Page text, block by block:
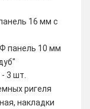
16 мм с
панель 10 мм
3 шт.
ригеля
накладки